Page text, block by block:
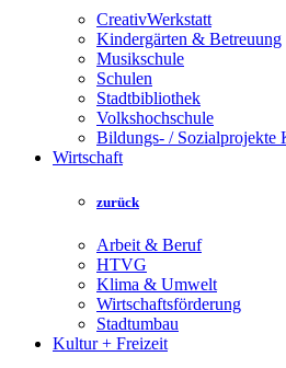
CreativWerkstatt
Kindergärten & Betreuung
Musikschule
Schulen
Stadtbibliothek
Volkshochschule
Bildungs- / Sozialprojekte
Wirtschaft
zurück
Arbeit & Beruf
HTVG
Klima & Umwelt
Wirtschaftsförderung
Stadtumbau
Kultur + Freizeit